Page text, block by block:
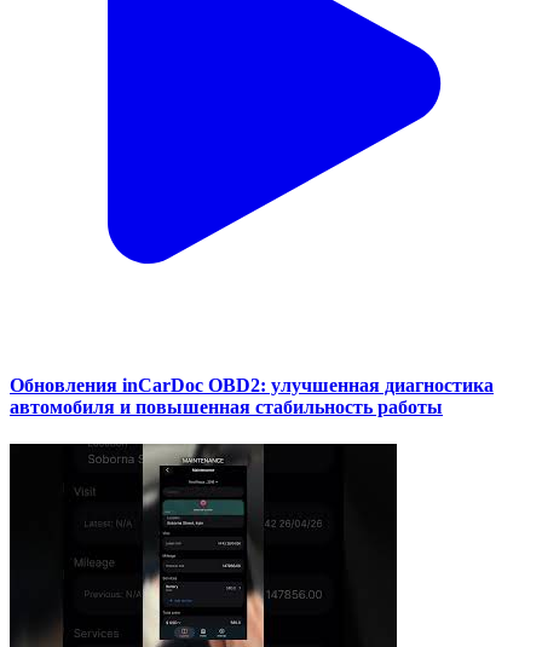
Обновления inCarDoc OBD2: улучшенная диагностика
автомобиля и повышенная стабильность работы